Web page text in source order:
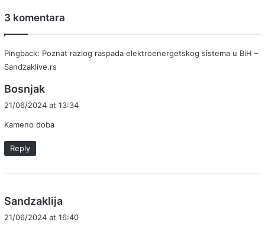
3 komentara
Pingback: Poznat razlog raspada elektroenergetskog sistema u BiH –
Sandzaklive.rs
Bosnjak
s
21/06/2024 at 13:34
Kameno doba
Reply
Sandzaklija
21/06/2024 at 16:40